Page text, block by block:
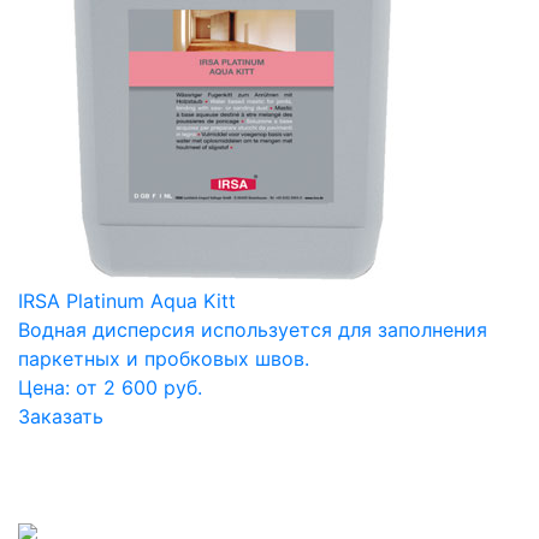
IRSA Platinum Aqua Kitt
Водная дисперсия используется для заполнения
паркетных и пробковых швов.
Цена: от 2 600 руб.
Заказать